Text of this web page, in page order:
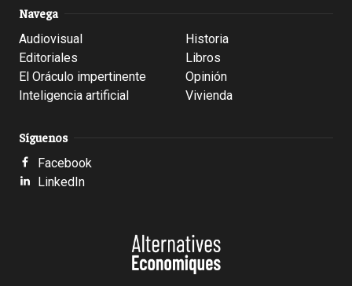
Navega
Audiovisual
Editoriales
El Oráculo impertinente
Inteligencia artificial
Historia
Libros
Opinión
Vivienda
Síguenos
Facebook
LinkedIn